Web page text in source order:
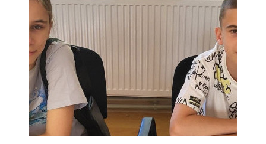
Вивчаємо німецьку
мову в кращих